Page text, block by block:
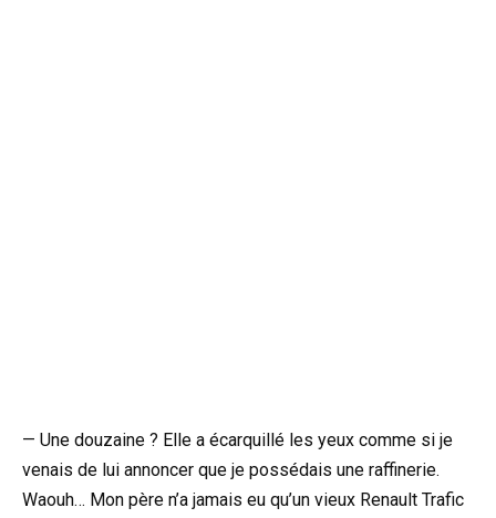
— Une douzaine ? Elle a écarquillé les yeux comme si je
venais de lui annoncer que je possédais une raffinerie.
Waouh… Mon père n’a jamais eu qu’un vieux Renault Trafic